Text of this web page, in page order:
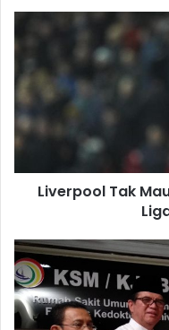
Liverpool Tak